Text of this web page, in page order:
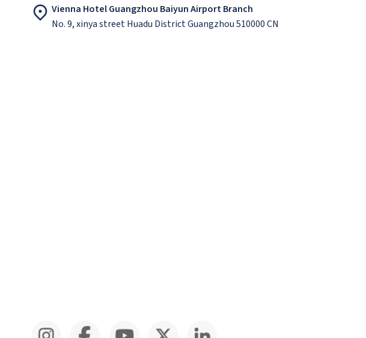
Vienna Hotel Guangzhou Baiyun Airport Branch
No. 9, xinya street Huadu District Guangzhou 510000 CN